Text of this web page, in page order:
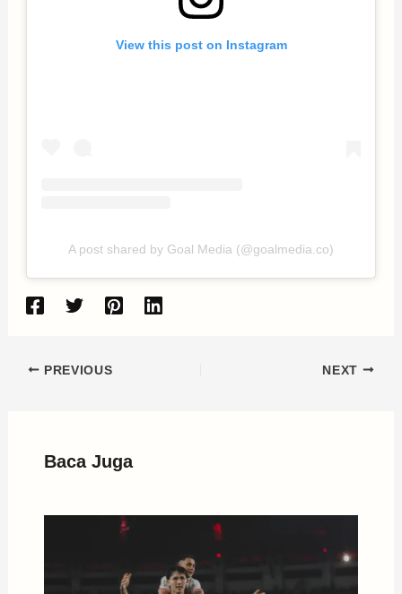
View this post on Instagram
A post shared by Goal Media (@goalmedia.co)
PREVIOUS NEXT
Baca Juga